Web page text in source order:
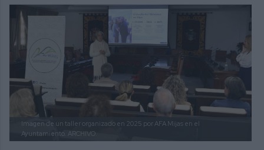
Imagen de un taller organizado en 2025 por AFA Mijas en el
Ayuntamiento. ARCHIVO.